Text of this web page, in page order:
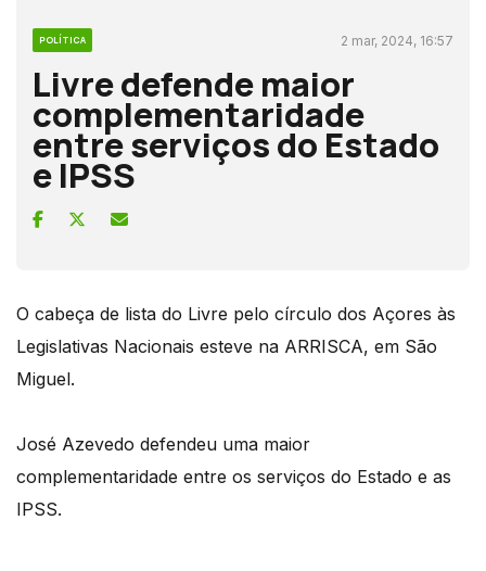
POLÍTICA 2 mar, 2024, 16:57
Livre defende maior
complementaridade
entre serviços do Estado
e IPSS
O cabeça de lista do Livre pelo círculo dos Açores às
Legislativas Nacionais esteve na ARRISCA, em São
Miguel.
José Azevedo defendeu uma maior
complementaridade entre os serviços do Estado e as
IPSS.